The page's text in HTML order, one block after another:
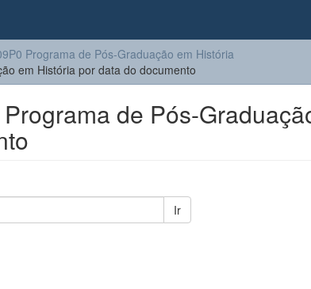
Programa de Pós-Graduação em História
em História por data do documento
de Pós-
Ir